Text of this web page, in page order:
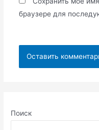
Поиск
браузере для